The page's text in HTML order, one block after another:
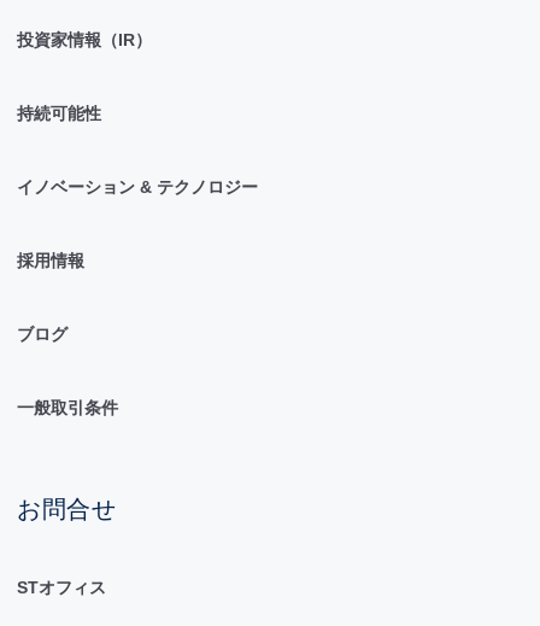
投資家情報（IR）
持続可能性
イノベーション & テクノロジー
採用情報
ブログ
一般取引条件
お問合せ
STオフィス